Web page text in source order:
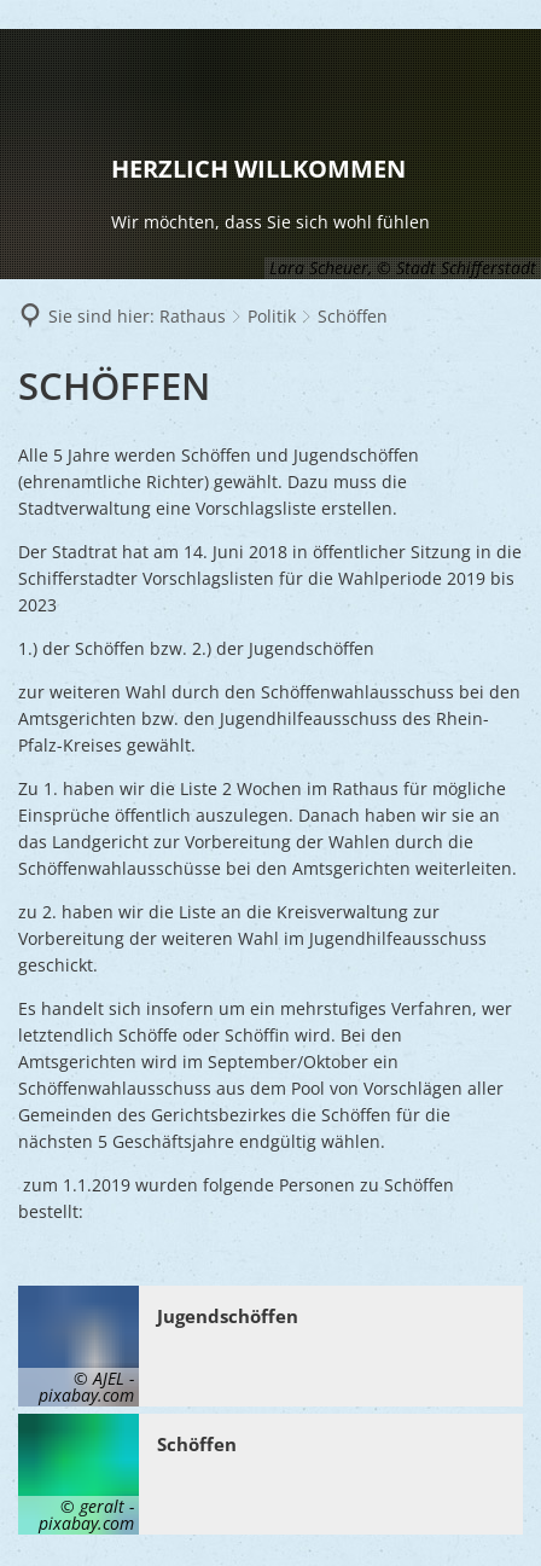
LEBEN
Vereine
Kinder
Senioren
Ukraine
RATHAUS
Aktuelles
Bürger-
Wahlen
Schulen
Bauen,
Lara Scheuer, © Stadt Schifferstadt
HERZLICH WILLKOMMEN
Wir möchten, dass Sie sich wohl fühlen
Sie sind hier: Rathaus Politik Schöffen
SCHÖFFEN
SCHÖFFEN
Alle 5 Jahre werden Schöffen und Jugendschöffen
(ehrenamtliche Richter) gewählt. Dazu muss die
Stadtverwaltung eine Vorschlagsliste erstellen.
Der Stadtrat hat am 14. Juni 2018 in öffentlicher Sitzung in die
Schifferstadter Vorschlagslisten für die Wahlperiode 2019 bis
2023
1.) der Schöffen bzw. 2.) der Jugendschöffen
zur weiteren Wahl durch den Schöffenwahlausschuss bei den
Amtsgerichten bzw. den Jugendhilfeausschuss des Rhein-
Pfalz-Kreises gewählt.
Zu 1. haben wir die Liste 2 Wochen im Rathaus für mögliche
Einsprüche öffentlich auszulegen. Danach haben wir sie an
das Landgericht zur Vorbereitung der Wahlen durch die
Schöffenwahlausschüsse bei den Amtsgerichten weiterleiten.
zu 2. haben wir die Liste an die Kreisverwaltung zur
Vorbereitung der weiteren Wahl im Jugendhilfeausschuss
geschickt.
Es handelt sich insofern um ein mehrstufiges Verfahren, wer
letztendlich Schöffe oder Schöffin wird. Bei den
Amtsgerichten wird im September/Oktober ein
Schöffenwahlausschuss aus dem Pool von Vorschlägen aller
Gemeinden des Gerichtsbezirkes die Schöffen für die
nächsten 5 Geschäftsjahre endgültig wählen.
zum 1.1.2019 wurden folgende Personen zu Schöffen
bestellt:
© AJEL -
pixabay.com
Jugendschöffen
© geralt -
pixabay.com
Schöffen